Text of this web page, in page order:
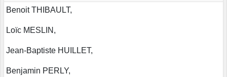
Benoit THIBAULT,
Loïc MESLIN,
Jean-Baptiste HUILLET,
Benjamin PERLY,